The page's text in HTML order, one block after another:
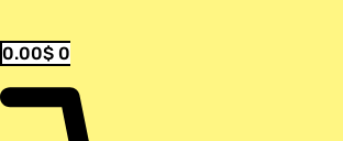
0.00$ 0